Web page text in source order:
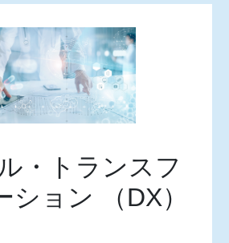
・トランスフ
ション （DX）